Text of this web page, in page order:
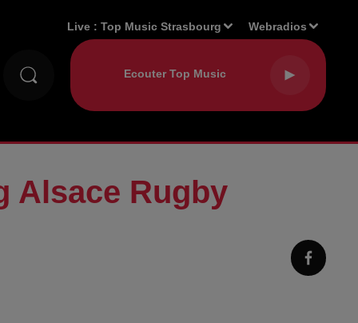
Live :Top Music Strasbourg Webradios
Alsace Rugby